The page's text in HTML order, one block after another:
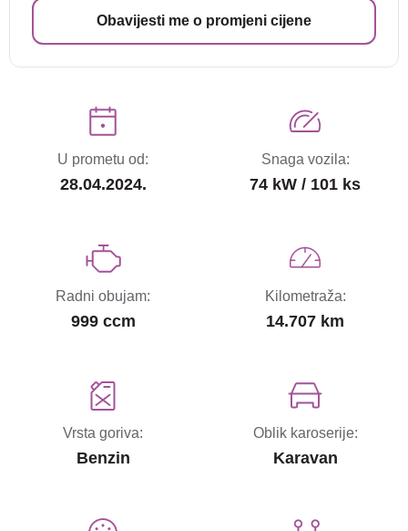
Obavijesti me o promjeni cijene
U prometu od:
28.04.2024.
Snaga vozila:
74 kW / 101 ks
Radni obujam:
999 ccm
Kilometraža:
14.707 km
Vrsta goriva:
Benzin
Oblik karoserije:
Karavan